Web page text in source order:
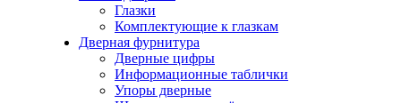
Глазки
Комплектующие к глазкам
Дверная фурнитура
Дверные цифры
Информационные таблички
Упоры дверные